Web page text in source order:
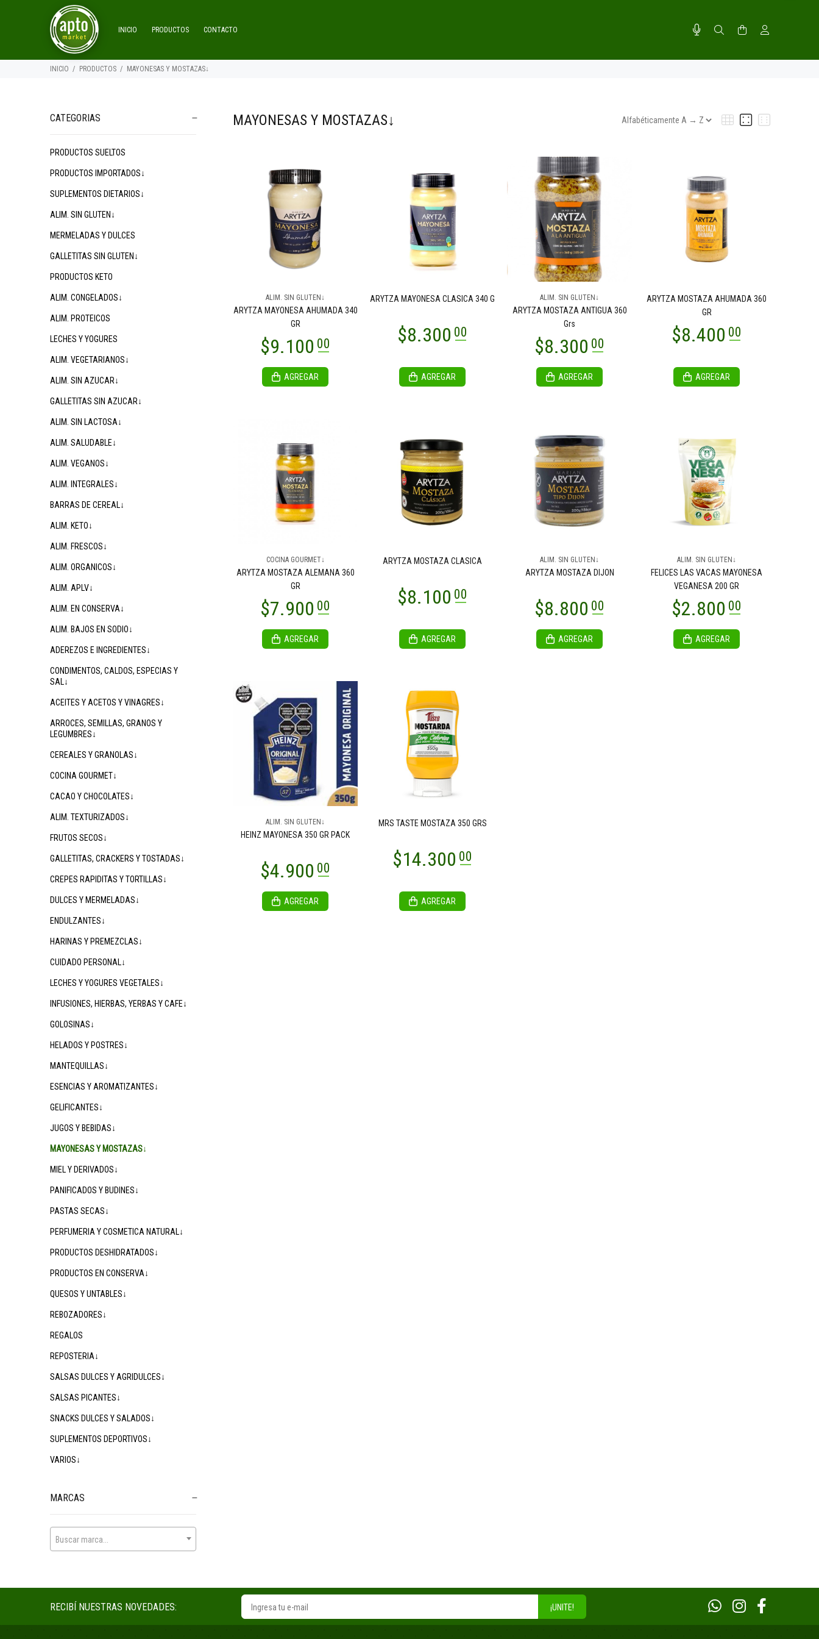
INICIO PRODUCTOS CONTACTO
INICIO PRODUCTOS MAYONESAS Y MOSTAZAS↓
CATEGORIAS
PRODUCTOS SUELTOS
PRODUCTOS IMPORTADOS↓
SUPLEMENTOS DIETARIOS↓
ALIM. SIN GLUTEN↓
MERMELADAS Y DULCES
GALLETITAS SIN GLUTEN↓
PRODUCTOS KETO
ALIM. CONGELADOS↓
ALIM. PROTEICOS
LECHES Y YOGURES
ALIM. VEGETARIANOS↓
ALIM. SIN AZUCAR↓
GALLETITAS SIN AZUCAR↓
ALIM. SIN LACTOSA↓
ALIM. SALUDABLE↓
ALIM. VEGANOS↓
ALIM. INTEGRALES↓
BARRAS DE CEREAL↓
ALIM. KETO↓
ALIM. FRESCOS↓
ALIM. ORGANICOS↓
ALIM. APLV↓
ALIM. EN CONSERVA↓
ALIM. BAJOS EN SODIO↓
ADEREZOS E INGREDIENTES↓
CONDIMENTOS, CALDOS, ESPECIAS Y
SAL↓
ACEITES Y ACETOS Y VINAGRES↓
ARROCES, SEMILLAS, GRANOS Y
LEGUMBRES↓
CEREALES Y GRANOLAS↓
COCINA GOURMET↓
CACAO Y CHOCOLATES↓
ALIM. TEXTURIZADOS↓
FRUTOS SECOS↓
GALLETITAS, CRACKERS Y TOSTADAS↓
CREPES RAPIDITAS Y TORTILLAS↓
DULCES Y MERMELADAS↓
ENDULZANTES↓
HARINAS Y PREMEZCLAS↓
CUIDADO PERSONAL↓
LECHES Y YOGURES VEGETALES↓
INFUSIONES, HIERBAS, YERBAS Y CAFE↓
GOLOSINAS↓
HELADOS Y POSTRES↓
MANTEQUILLAS↓
ESENCIAS Y AROMATIZANTES↓
GELIFICANTES↓
JUGOS Y BEBIDAS↓
MAYONESAS Y MOSTAZAS↓
MIEL Y DERIVADOS↓
PANIFICADOS Y BUDINES↓
PASTAS SECAS↓
PERFUMERIA Y COSMETICA NATURAL↓
PRODUCTOS DESHIDRATADOS↓
PRODUCTOS EN CONSERVA↓
QUESOS Y UNTABLES↓
REBOZADORES↓
REGALOS
REPOSTERIA↓
SALSAS DULCES Y AGRIDULCES↓
SALSAS PICANTES↓
SNACKS DULCES Y SALADOS↓
SUPLEMENTOS DEPORTIVOS↓
VARIOS↓
MARCAS
Buscar marca...
MAYONESAS Y MOSTAZAS↓
ALIM. SIN GLUTEN↓
ARYTZA MAYONESA AHUMADA 340
GR
$9.100
AGREGAR
ARYTZA MAYONESA CLASICA 340 G
AGREGAR
ALIM. SIN GLUTEN↓
ARYTZA MOSTAZA ANTIGUA 360
Grs
$8.30000
AGREGAR
ARYTZA MOSTAZA AHUMADA 360
GR
AGREGAR
COCINA GOURMET↓
ARYTZA MOSTAZA ALEMANA 360
GR
AGREGAR
ARYTZA MOSTAZA CLASICA
AGREGAR
ALIM. SIN GLUTEN↓
ARYTZA MOSTAZA DIJON
$8.800
AGREGAR
ALIM. SIN GLUTEN↓
FELICES LAS VACAS MAYONESA
VEGANESA 200 GR
$2.800 00
AGREGAR
ALIM. SIN GLUTEN↓
HEINZ MAYONESA 350 GR PACK
AGREGAR
MRS TASTE MOSTAZA 350 GRS
AGREGAR
RECIBÍ NUESTRAS NOVEDADES: ¡UNITE!